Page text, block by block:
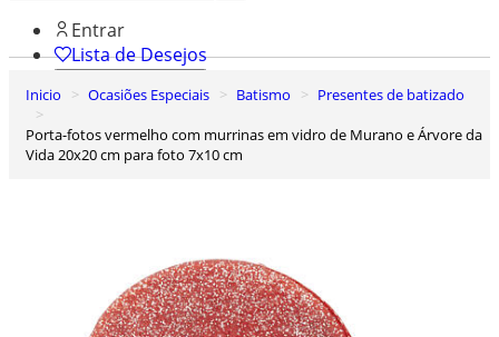
Entrar
Lista de Desejos
0
Inicio Ocasiões Especiais Batismo
Presentes de batizado
Porta-fotos vermelho com murrinas em vidro de Murano e Árvore da
Vida 20x20 cm para foto 7x10 cm